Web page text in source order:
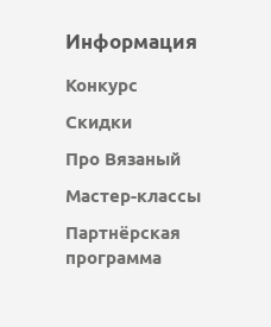
Информация
Конкурс
Скидки
Про Вязаный
Мастер-классы
Партнёрская
программа